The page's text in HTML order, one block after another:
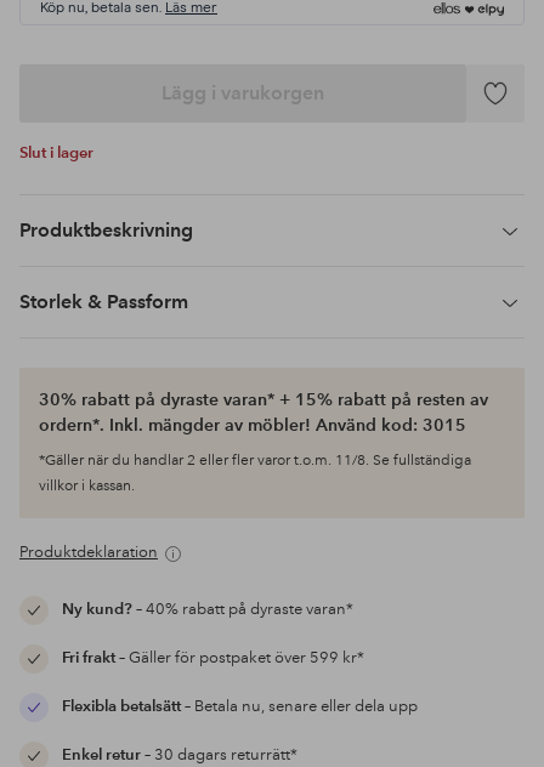
Köp nu, betala sen. Läs mer
Lägg i varukorgen
Lägg
Slut i lager
Produktbeskrivning
Storlek & Passform
30% rabatt på dyraste varan* + 15% rabatt på resten av
ordern*. Inkl. mängder av möbler! Använd kod: 3015
*Gäller när du handlar 2 eller fler varor t.o.m. 11/8. Se fullständiga
villkor i kassan.
Produktdeklaration
Ny kund?– 40% rabatt på dyraste varan*
Fri frakt– Gäller för postpaket över 599 kr*
Flexibla betalsätt– Betala nu, senare eller dela upp
Enkel retur– 30 dagars returrätt*